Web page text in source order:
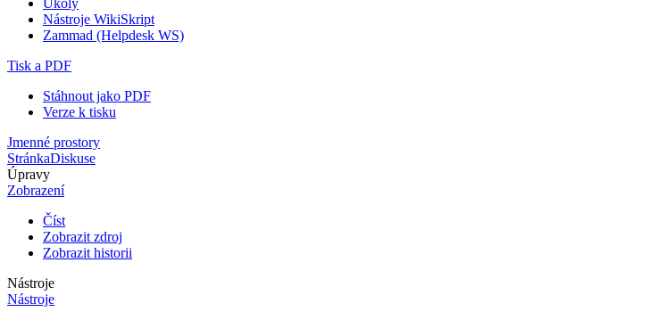
Nástroje WikiSkript
Zammad (Helpdesk WS)
Tisk a PDF
Stáhnout jako PDF
Verze k tisku
Jmenné prostory
StránkaDiskuse
Úpravy
Zobrazení
Číst
Zobrazit zdroj
Zobrazit historii
Nástroje
Nástroje